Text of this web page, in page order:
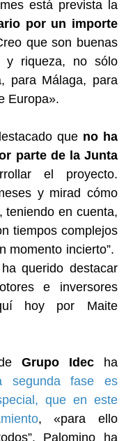
está prevista la
por un importe
que son buenas
y riqueza, no sólo
para Málaga, para
Europa».
que no ha
parte de la Junta
el proyecto.
y mirad cómo
teniendo en cuenta,
tiempos complejos
momento incierto”.
querido destacar
e inversores
hoy por Maite
Grupo Idecha
segunda fase es
que en este
, «para ello
Palomino ha